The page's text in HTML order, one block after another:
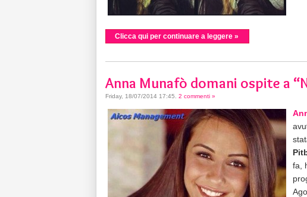
Clicca qui per continuare a leggere »
Anna Munafò domani ospite a
Friday, 18/07/2014 17:45 2 commenti »
fa,